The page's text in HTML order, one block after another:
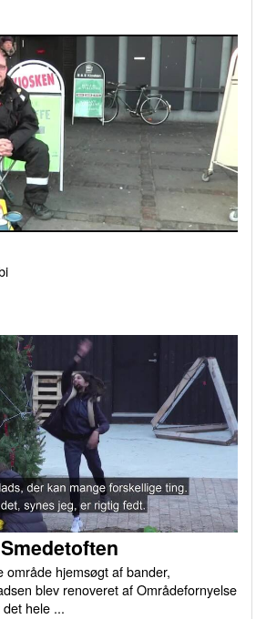
område hjemsøgt af bander,
blev renoveret af Områdefornyelse
hele ...